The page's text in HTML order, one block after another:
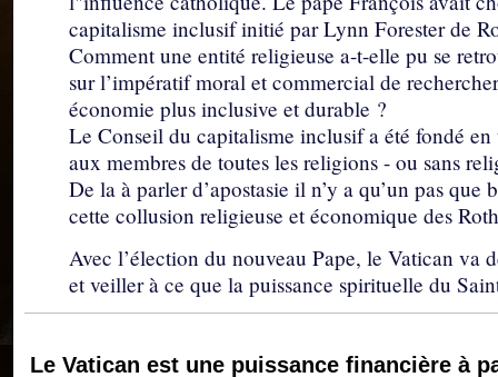
capitalisme inclusif initié par Lynn Forester de
Comment une entité religieuse a-t-elle pu se
sur l’impératif moral et commercial de
économie plus inclusive et durable ?
Le Conseil du capitalisme inclusif a été fondé
aux membres de toutes les religions - ou sans
De la à parler d’apostasie il n’y a qu’un pas que
cette collusion religieuse et économique des
Avec l’élection du nouveau Pape, le Vatican
et veiller à ce que la puissance spirituelle du
Le Vatican est une puissance financière à